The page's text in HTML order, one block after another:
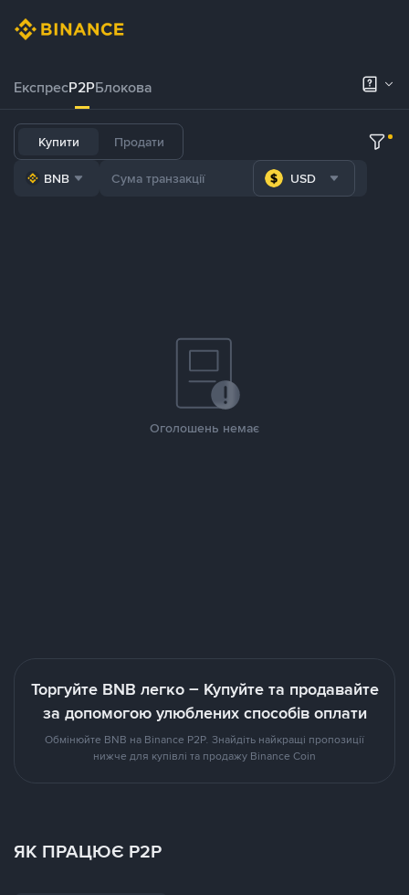
ЕкспресP2PБлокова
Купити Продати
BNB USD
Оголошень немає
Торгуйте BNB легко – Купуйте та продавайте
за допомогою улюблених способів оплати
Обмінюйте BNB на Binance P2P. Знайдіть найкращі пропозиції
нижче для купівлі та продажу Binance Coin
ЯК ПРАЦЮЄ P2P